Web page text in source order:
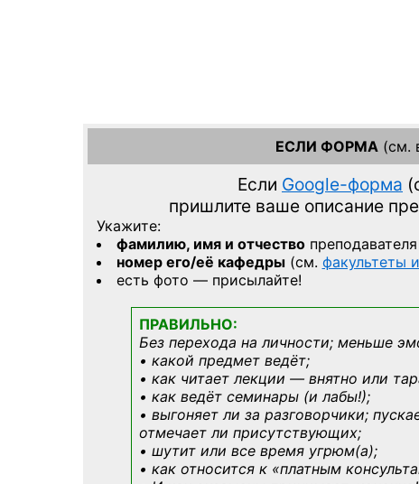
ЕСЛИ ФОРМА (см.
Если Google-форма
пришлите ваше описание
Укажите:
фамилию, имя и отчествопреподавателя
номер его/её кафедры(см. факультеты
есть фото — присылайте!
ПРАВИЛЬНО:
Без перехода на личности; меньше
• какой предмет ведёт;
• как читает лекции — внятно или
• как ведёт семинары (и лабы!);
• выгоняет ли за разговорчики;
отмечает ли присутствующих;
• шутит или все время угрюм(а);
• как относится к «платным